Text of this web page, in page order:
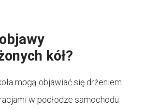
kół?
mogą objawiać się drżeniem
w podłodze samochodu